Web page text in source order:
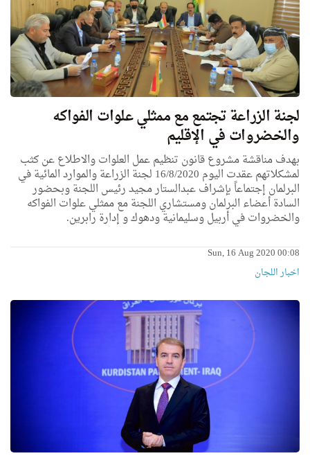
لجنة الزراعة تجتمع مع ممثلي علوات الفواكه
والخضروات في الإقليم
بهدف مناقشة مشروع قانون تنظيم عمل العلوات والاطلاع عن كثب
لمشكلاتهم عقدت اليوم 16/8/2020 لجنة الزراعة والموارد المائية في
البرلمان إجتماعاً بإشراف عبدالستار مجيد رئيس اللجنة وبحضور
السادة أعضاء البرلمان ومستشاري اللجنة مع ممثلي علوات الفواكه
والخضروات في أربيل وسليمانية ودهوك و إدارة رابرين.
Sun, 16 Aug 2020 00:08
اخبار اللجان